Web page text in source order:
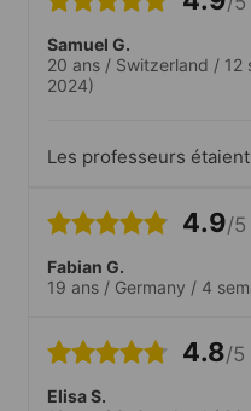
Samuel G.
20 ans / Switzerland / 12
2024)
Les professeurs étaient
bien, je dirais que pour
préparation à l’IELTS
meilleures..Le
4.9/5
Fabian G.
19 ans / Germany / 4
4.8/5
Elisa S.